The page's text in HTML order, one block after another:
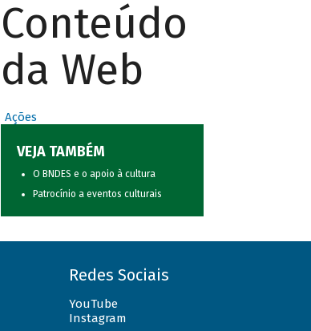
Conteúdo
da Web
Ações
VEJA TAMBÉM
O BNDES e o apoio à cultura
Patrocínio a eventos culturais
Redes Sociais
YouTube
Instagram